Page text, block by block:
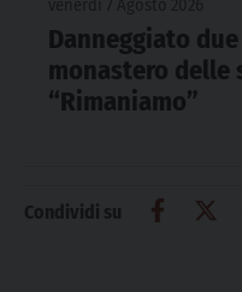
Danneggiato
monastero delle
“Rimaniamo”
Condividi su